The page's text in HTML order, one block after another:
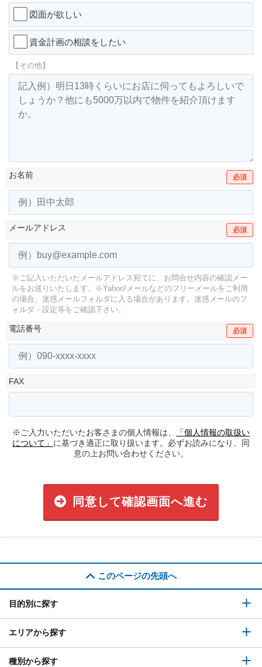
図面が欲しい
資金計画の相談をしたい
【その他】
お名前 必須
メールアドレス 必須
※ご記入いただいたメールアドレス宛てに、お問合せ内容の確認メー
ルをお送りいたします。
※Yahoo!メールなどのフリーメールをご利用
の場合、迷惑メールフォルダに入る場合があります。 迷惑メールのフ
ォルダ・設定等をご確認下さい。
電話番号 必須
FAX
※ご入力いただいたお客さまの個人情報は、
「個人情報の取扱い
について」 に基づき適正に取り扱います。必ずお読みになり、同
意の上お問い合わせください。
同意して確認画面へ進む
このページの先頭へ
目的別に探す
エリアから探す
種別から探す